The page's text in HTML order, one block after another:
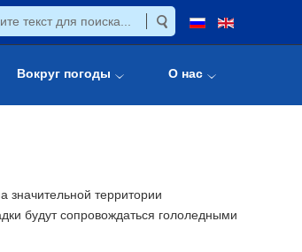
Вокруг погоды О нас
значительной территории
будут сопровождаться гололедными